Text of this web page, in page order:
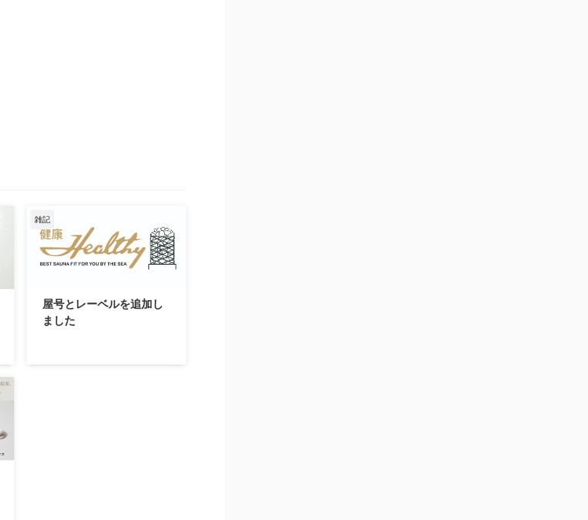
雑記
屋号とレーベルを追加し
ました